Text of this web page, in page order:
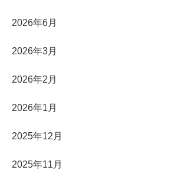
2026年6月
2026年3月
2026年2月
2026年1月
2025年12月
2025年11月